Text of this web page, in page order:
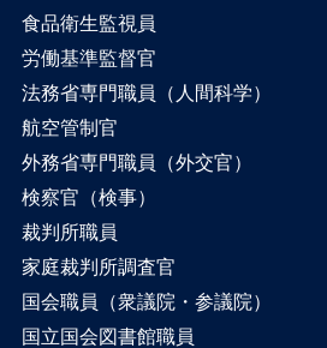
食品衛生監視員
労働基準監督官
法務省専門職員（人間科学）
航空管制官
外務省専門職員（外交官）
検察官（検事）
裁判所職員
家庭裁判所調査官
国会職員（衆議院・参議院）
国立国会図書館職員